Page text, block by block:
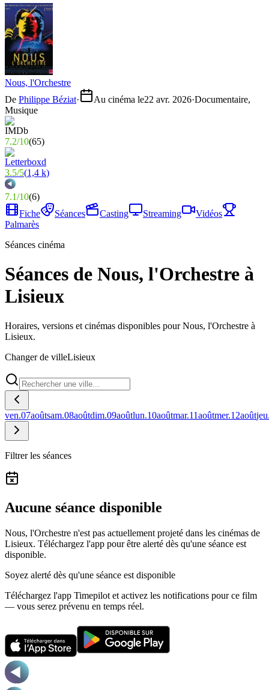
Nous, l'Orchestre
De Philippe Béziat· Au cinéma le22 avr. 2026·Documentaire,
Musique
7.2/10(65)
3.5/5(1,4 k)
7.1/10(6)
Fiche
Séances Casting Streaming
Vidéos
Palmarès
Séances cinéma
Séances de Nous, l'Orchestre à
Lisieux
Horaires, versions et cinémas disponibles pour Nous, l'Orchestre à
Lisieux.
Changer de villeLisieux
ven.07aoûtsam.08aoûtdim.09aoûtlun.10aoûtmar.11aoûtmer.12août
Filtrer les séances
Aucune séance disponible
Nous, l'Orchestre n'est pas actuellement projeté dans les cinémas de
Lisieux. Téléchargez l'app pour être alerté dès qu'une séance est
disponible.
Soyez alerté dès qu'une séance est disponible
Téléchargez l'app Timepilot et activez les notifications pour ce film
— vous serez prévenu en temps réel.